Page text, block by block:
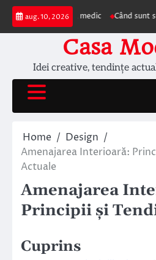
Skip
content
aug. 10, 2026
la medic Când sunt
Casa
Idei creative, tendințe
Home
Design
Amenajarea Interioară:
Actuale
Amenajarea
Principii și
Cuprins